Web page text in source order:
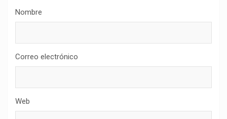
Nombre
Correo electrónico
Web